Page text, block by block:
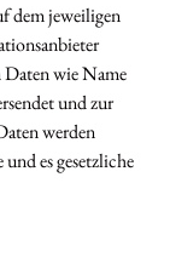
dem jeweiligen
wie Name
und zur
werden
es gesetzliche